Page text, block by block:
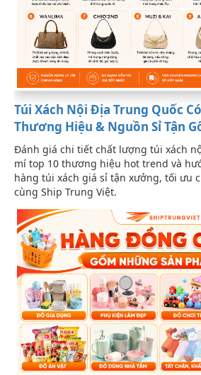
Túi Xách Nội Địa Trung Quốc
Thương Hiệu & Nguồn Sỉ Tận
Đánh giá chi tiết chất lượng túi xách
mí top 10 thương hiệu hot trend và
hàng túi xách giá sỉ tận xưởng, tối ưu
cùng Ship Trung Việt.